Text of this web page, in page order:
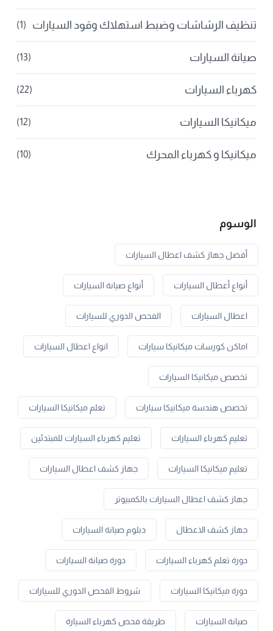
تنظيف الرشاشات وضبط استهلاك وقود السيارات (1)
صيانة السيارات (13)
كهرباء السيارات (22)
ميكانيكا السيارات (12)
ميكانيكا و كهرباء المحرك (10)
الوسوم
أفضل جهاز كشف اعطال السيارات
أنواع أعطال السيارات أنواع صيانة السيارات
اعطال السيارات الفحص الدوري للسيارات
اماكن كورسات ميكانيكا سيارات انواع اعطال السيارات
تخصص ميكانيكا السيارات
تخصص هندسة ميكانيكا سيارات تعلم ميكانيكا السيارات
تعليم كهرباء السيارات تعليم كهرباء السيارات للمبتدئين
تعليم ميكانيكا السيارات جهاز كشف اعطال السيارات
جهاز كشف اعطال السيارات بالكمبيوتر
جهاز كشف الاعطال دبلوم صيانة السيارات
دورة تعلم كهرباء السيارات دورة صيانة السيارات
دورة ميكانيكا السيارات شروط الفحص الدوري للسيارات
صيانة السيارات طريقة فحص كهرباء السيارة